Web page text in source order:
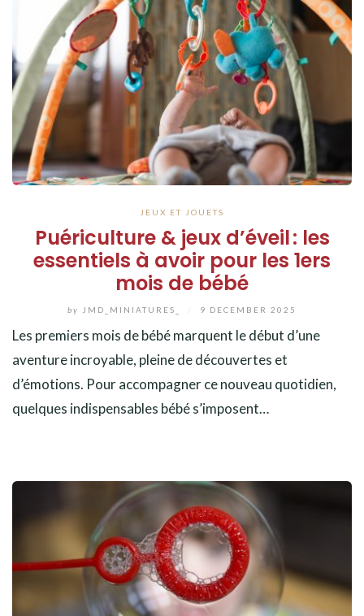
JEUX ET JOUETS
Puériculture & jeux d’éveil : les
essentiels à avoir pour les 1ers
mois de bébé
by JMD_MINIATURES_ 9 DECEMBER 2025
Les premiers mois de bébé marquent le début d’une
aventure incroyable, pleine de découvertes et
d’émotions. Pour accompagner ce nouveau quotidien,
quelques indispensables bébé s’imposent…